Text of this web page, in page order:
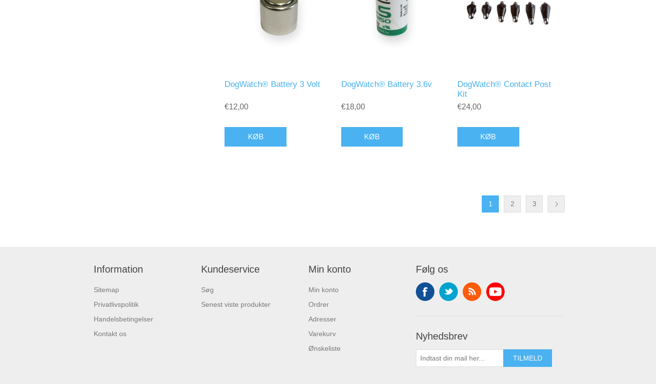
DogWatch® Battery 3 Volt
€12,00
DogWatch® Battery 3.6v
€18,00
DogWatch® Contact Post
Kit
€24,00
1 2 3
Information
Sitemap
Privatlivspolitik
Handelsbetingelser
Kontakt os
Kundeservice
Søg
Senest viste produkter
Min konto
Min konto
Ordrer
Adresser
Varekurv
Ønskeliste
Følg os
Nyhedsbrev